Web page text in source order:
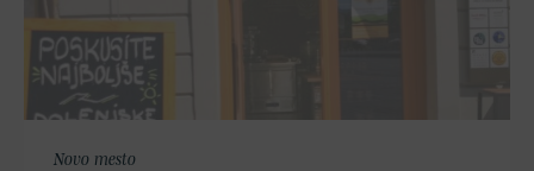
Novo mesto